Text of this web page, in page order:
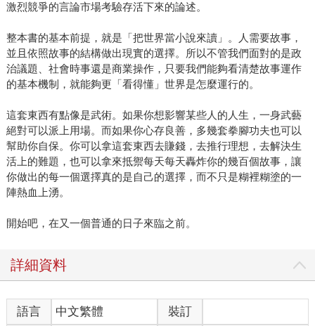
激烈競爭的言論市場考驗存活下來的論述。
整本書的基本前提，就是「把世界當小說來讀」。人需要故事，
並且依照故事的結構做出現實的選擇。所以不管我們面對的是政
治議題、社會時事還是商業操作，只要我們能夠看清楚故事運作
的基本機制，就能夠更「看得懂」世界是怎麼運行的。
這套東西有點像是武術。如果你想影響某些人的人生，一身武藝
絕對可以派上用場。而如果你心存良善，多幾套拳腳功夫也可以
幫助你自保。你可以拿這套東西去賺錢，去推行理想，去解決生
活上的難題，也可以拿來抵禦每天每天轟炸你的幾百個故事，讓
你做出的每一個選擇真的是自己的選擇，而不只是糊裡糊塗的一
陣熱血上湧。
開始吧，在又一個普通的日子來臨之前。
詳細資料
語言 中文繁體
裝訂